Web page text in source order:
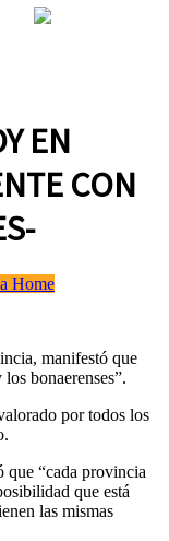
EN
CON
Home
manifestó que
bonaerenses”.
por todos los
que “cada provincia
que está
las mismas